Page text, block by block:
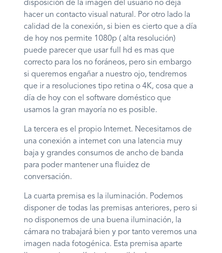
disposición de la imagen del usuario no deja
hacer un contacto visual natural. Por otro lado la
calidad de la conexión, si bien es cierto que a día
de hoy nos permite 1080p ( alta resolución)
puede parecer que usar full hd es mas que
correcto para los no foráneos, pero sin embargo
si queremos engañar a nuestro ojo, tendremos
que ir a resoluciones tipo retina o 4K, cosa que a
día de hoy con el software doméstico que
usamos la gran mayoría no es posible.
La tercera es el propio Internet. Necesitamos de
una conexión a internet con una latencia muy
baja y grandes consumos de ancho de banda
para poder mantener una fluidez de
conversación.
La cuarta premisa es la iluminación. Podemos
disponer de todas las premisas anteriores, pero si
no disponemos de una buena iluminación, la
cámara no trabajará bien y por tanto veremos una
imagen nada fotogénica. Esta premisa aparte